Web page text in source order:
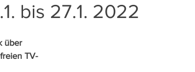
bis 27.1. 2022
über
TV-